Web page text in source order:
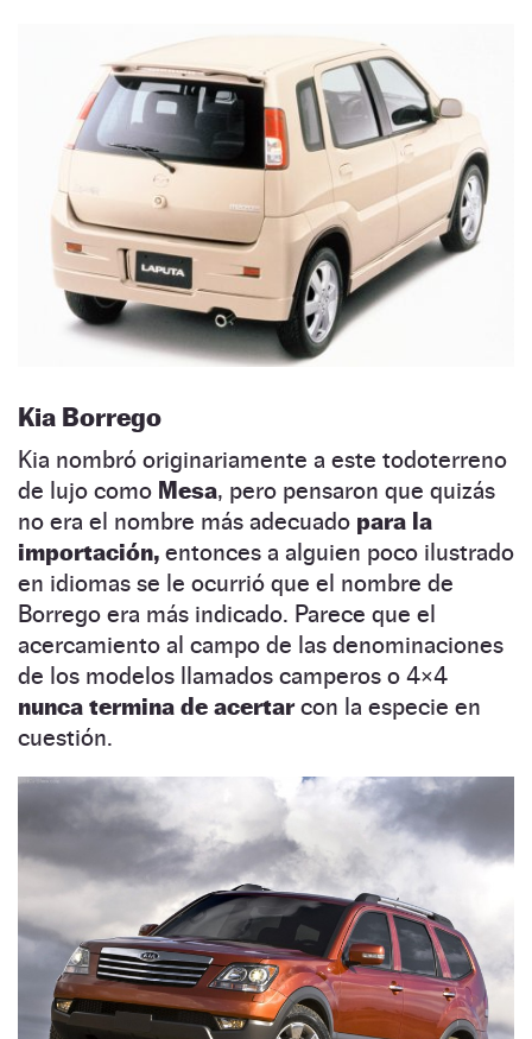
Kia Borrego
Kia nombró originariamente a este todoterreno
de lujo como Mesa, pero pensaron que quizás
no era el nombre más adecuado para la
importación, entonces a alguien poco ilustrado
en idiomas se le ocurrió que el nombre de
Borrego era más indicado. Parece que el
acercamiento al campo de las denominaciones
de los modelos llamados camperos o 4×4
nunca termina de acertarcon la especie en
cuestión.